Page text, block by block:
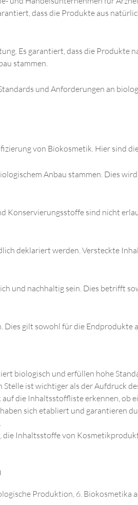
dass die Produkte aus
Es garantiert, dass die Produkte
stammen.
und Anforderungen an
von Biokosmetik. Hier sind
Anbau stammen. Dies
Konservierungsstoffe sind nicht
deklariert werden. Versteckte
und nachhaltig sein. Dies betrifft
gilt sowohl für die Endprodukte
biologisch und erfüllen hohe
ist wichtiger als der Aufdruck
auf die Inhaltsstoffliste erkennen,
sich etabliert und garantieren
die Inhaltsstoffe von
Produktion, 6. Biokosmetika